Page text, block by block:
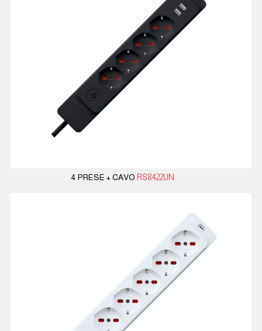
4 PRESE + CAVO RS8422UN